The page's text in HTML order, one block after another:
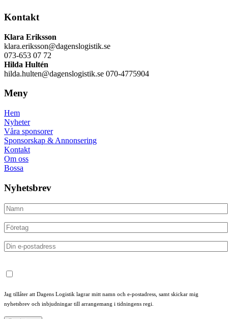
Kontakt
Klara Eriksson
klara.eriksson@dagenslogistik.se
073-653 07 72
Hilda Hultén
hilda.hulten@dagenslogistik.se 070-4775904
Meny
Hem
Nyheter
Våra sponsorer
Sponsorskap & Annonsering
Kontakt
Om oss
Bossa
Nyhetsbrev
Jag tillåter att Dagens Logistik lagrar mitt namn och e-postadress, samt skickar mig
nyhetsbrev och inbjudningar till arrangemang i tidningens regi.